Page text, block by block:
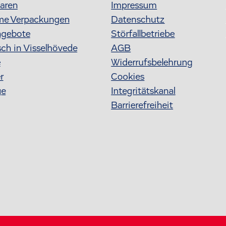
Verpackungen
in Visselhövede
Impressum
Datenschutz
Störfallbetriebe
AGB
Widerrufsbelehrung
Cookies
Integritätskanal
Barrierefreiheit